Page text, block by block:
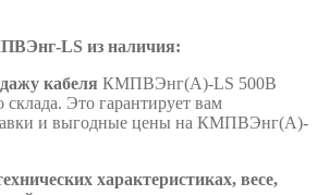
LS из наличия:
кабеля КМПВЭнг(А)-LS 500В
Это гарантирует вам
и выгодные цены на КМПВЭнг(А)-
характеристиках, весе,